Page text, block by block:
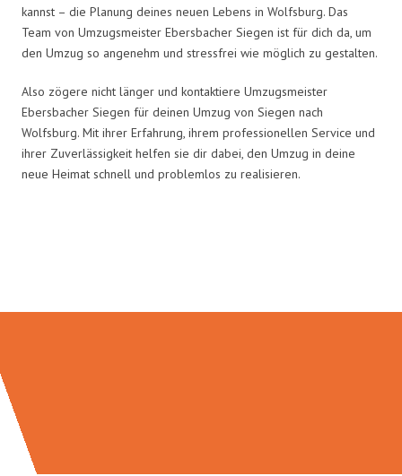
kannst – die Planung deines neuen Lebens in Wolfsburg. Das
Team von Umzugsmeister Ebersbacher Siegen ist für dich da, um
den Umzug so angenehm und stressfrei wie möglich zu gestalten.
Also zögere nicht länger und kontaktiere Umzugsmeister
Ebersbacher Siegen für deinen Umzug von Siegen nach
Wolfsburg. Mit ihrer Erfahrung, ihrem professionellen Service und
ihrer Zuverlässigkeit helfen sie dir dabei, den Umzug in deine
neue Heimat schnell und problemlos zu realisieren.